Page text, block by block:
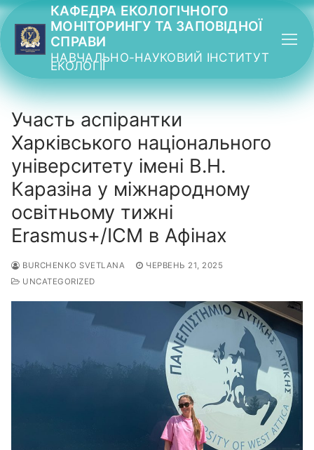
Перейти
до
вмісту
КАФЕДРА ЕКОЛОГІЧНОГО
МОНІТОРИНГУ ТА ЗАПОВІДНОЇ
СПРАВИ
НАВЧАЛЬНО-НАУКОВИЙ ІНСТИТУТ
ЕКОЛОГІЇ
Участь аспірантки
Харківського національного
університету імені В.Н.
Каразіна у міжнародному
освітньому тижні
Erasmus+/ICM в Афінах
BURCHENKO SVETLANA
ЧЕРВЕНЬ 21, 2025
UNCATEGORIZED